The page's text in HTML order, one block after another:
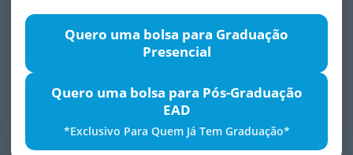
Quero uma bolsa para Graduação
Presencial
Quero uma bolsa para Pós-Graduação
EAD
*Exclusivo Para Quem Já Tem Graduação*
Educação Infantil
Objetivos Público-alvo
O curso de pós-graduação em Educação Infantil foi
desenvolvido para qualificar educadores para atuarem a
partir das características do universo infantil e da
condição sociocultural da criança, per­cebido pelo